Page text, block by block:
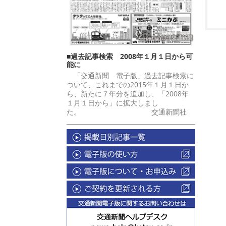
■過去記事検索 2008年１月１日から可
能に
「交通新聞 電子版」過去記事検索に
ついて、これまでの2015年１月１日か
ら、新たに７年分を追加し、「2008年
１月１日から」に拡大しまし
た。 交通新聞社